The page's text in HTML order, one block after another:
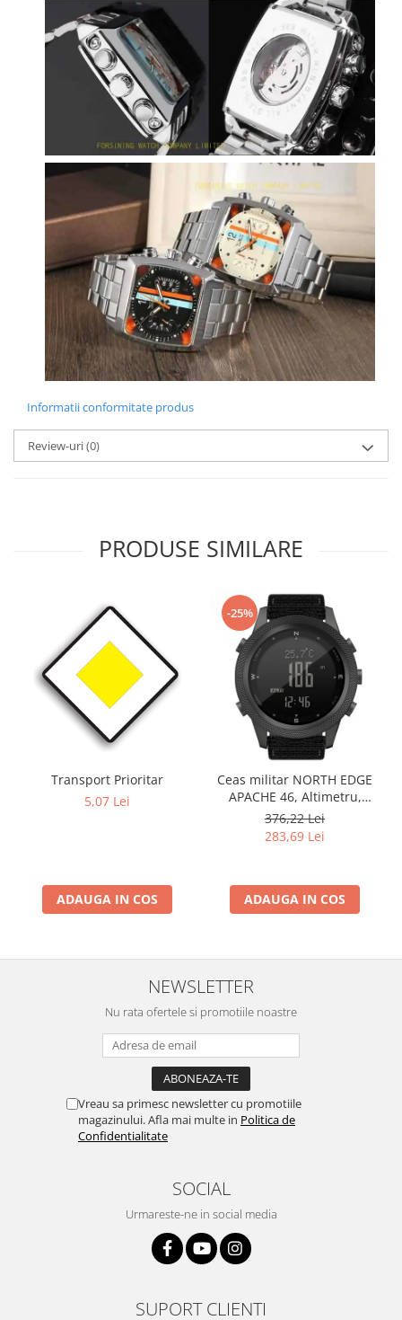
Informatii conformitate produs
Review-uri(0)
PRODUSE SIMILARE
Transport Prioritar
5,07 Lei
ADAUGA IN COS
-25%
Ceas militar NORTH EDGE
APACHE 46, Altimetru,
Barometru, Cronometru,
Termometru, Pedometru,
Busola
376,22 Lei
283,69 Lei
ADAUGA IN COS
NEWSLETTER
Nu rata ofertele si promotiile noastre
Vreau sa primesc newsletter cu promotiile
magazinului. Afla mai multe in Politica de
Confidentialitate
SOCIAL
Urmareste-ne in social media
SUPORT CLIENTI